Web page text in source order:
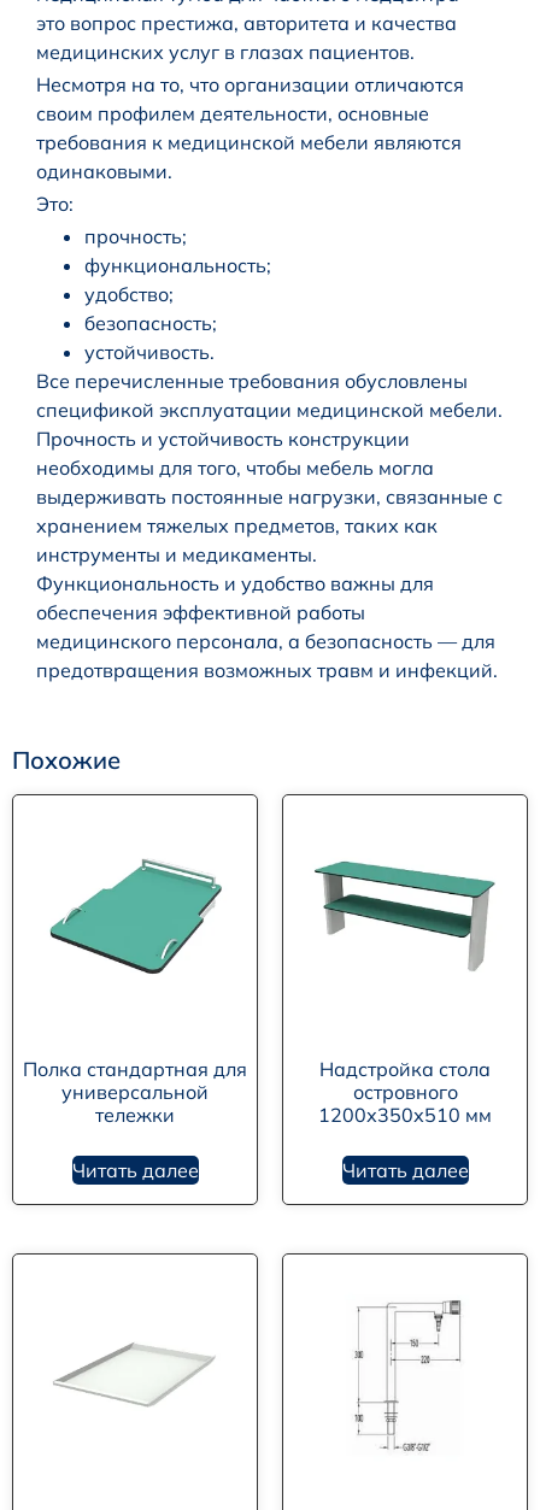
это вопрос престижа, авторитета и качества
медицинских услуг в глазах пациентов.
Несмотря на то, что организации отличаются
своим профилем деятельности, основные
требования к медицинской мебели являются
одинаковыми.
Это:
прочность;
функциональность;
удобство;
безопасность;
устойчивость.
Все перечисленные требования обусловлены
спецификой эксплуатации медицинской мебели.
Прочность и устойчивость конструкции
необходимы для того, чтобы мебель могла
выдерживать постоянные нагрузки, связанные с
хранением тяжелых предметов, таких как
инструменты и медикаменты.
Функциональность и удобство важны для
обеспечения эффективной работы
медицинского персонала, а безопасность — для
предотвращения возможных травм и инфекций.
Похожие
Полка стандартная для
универсальной
тележки
Читать далее
Надстройка стола
островного
1200х350х510 мм
Читать далее